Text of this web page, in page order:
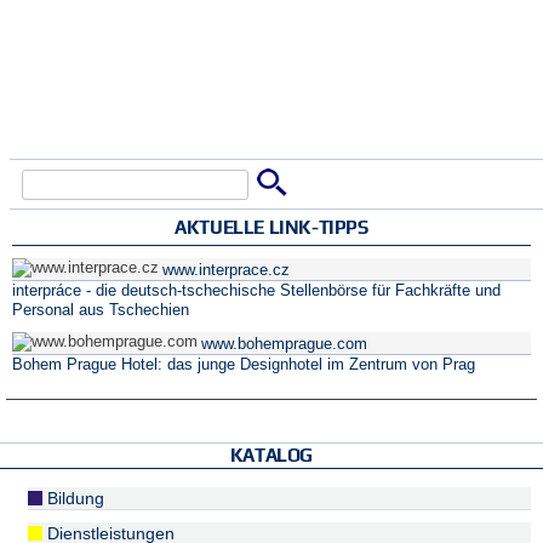
AKTUELLE LINK-TIPPS
www.interprace.cz
interpráce - die deutsch-tschechische Stellenbörse für Fachkräfte und
Personal aus Tschechien
www.bohemprague.com
Bohem Prague Hotel: das junge Designhotel im Zentrum von Prag
KATALOG
Bildung
Dienstleistungen